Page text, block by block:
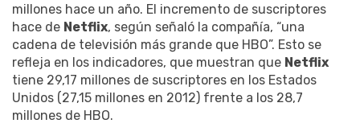
millones hace un año. El incremento de suscriptores
hace de Netflix, según señaló la compañía, “una
cadena de televisión más grande que HBO”. Esto se
refleja en los indicadores, que muestran que Netflix
tiene 29,17 millones de suscriptores en los Estados
Unidos (27,15 millones en 2012) frente a los 28,7
millones de HBO.